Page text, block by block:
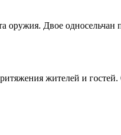
оружия. Двое односельчан
жителей и гостей.